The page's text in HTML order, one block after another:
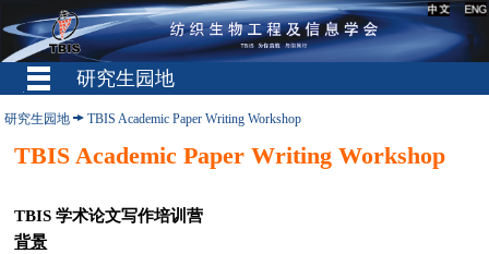
研究生园地
研究生园地 TBIS Academic Paper Writing Workshop
TBIS Academic Paper Writing Workshop
TBIS 学术论文写作培训营
背景